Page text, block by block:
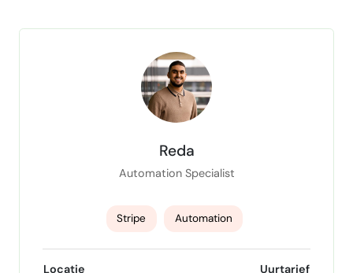
Reda
Automation Specialist
Stripe Automation
Locatie
Uurtarief